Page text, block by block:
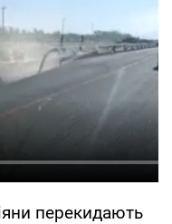
перекидають